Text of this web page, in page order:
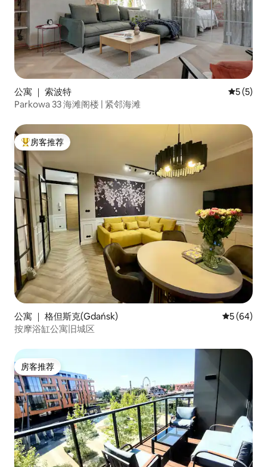
公寓 ｜ 索波特 平均评分
5 (5)
Parkowa 33 海滩阁楼 | 紧邻海滩
热门「房客推荐」
房客推荐
公寓 ｜ 格但斯克(Gdańsk) 平均评分
5 (64)
按摩浴缸公寓旧城区
房客推荐
房客推荐